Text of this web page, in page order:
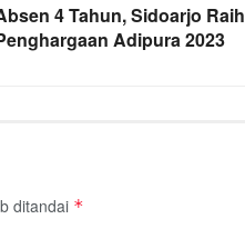
4 Tahun, Sidoarjo Raih
Adipura 2023
ditandai *